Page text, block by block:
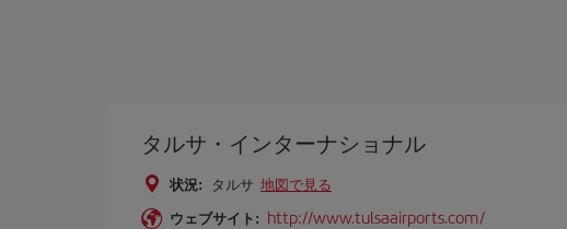
タルサ・インターナショナル
状況: タルサ 地図で見る
ウェブサイト: http://www.tulsaairports.com/